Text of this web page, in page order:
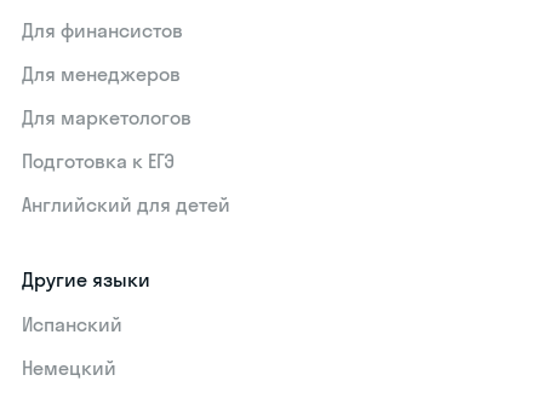
Для финансистов
Для менеджеров
Для маркетологов
Подготовка к ЕГЭ
Английский для детей
Другие языки
Испанский
Немецкий